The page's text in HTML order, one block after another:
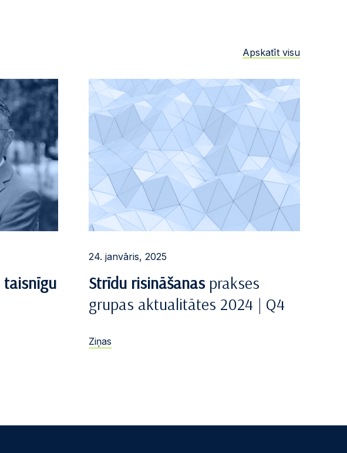
Apskatīt visu
taisnīgu
24. janvāris, 2025
Strīdu risināšanas prakses
grupas aktualitātes 2024 | Q4
Ziņas